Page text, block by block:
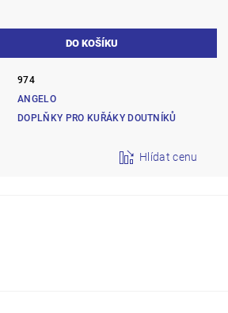
974
ANGELO
DOPLŇKY PRO KUŘÁKY DOUTNÍKŮ
Hlídat cenu